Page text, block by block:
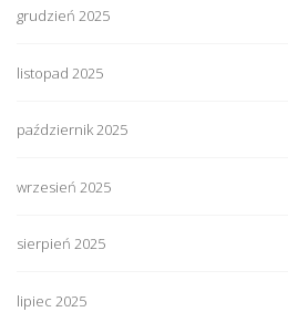
grudzień 2025
listopad 2025
październik 2025
wrzesień 2025
sierpień 2025
lipiec 2025